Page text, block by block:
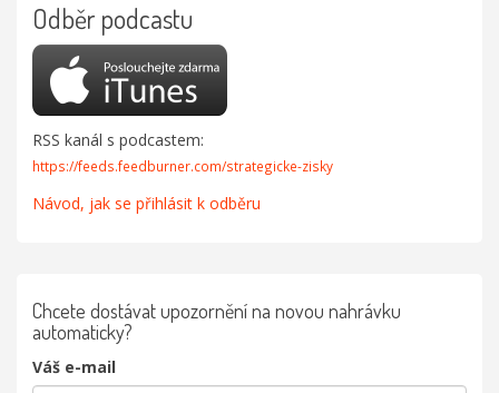
Odběr podcastu
RSS kanál s podcastem:
https://feeds.feedburner.com/strategicke-zisky
Návod, jak se přihlásit k odběru
Chcete dostávat upozornění na novou nahrávku
automaticky?
Váš e-mail